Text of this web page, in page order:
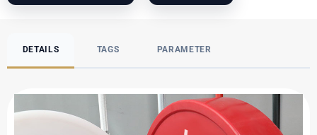
DETAILS TAGS PARAMETER